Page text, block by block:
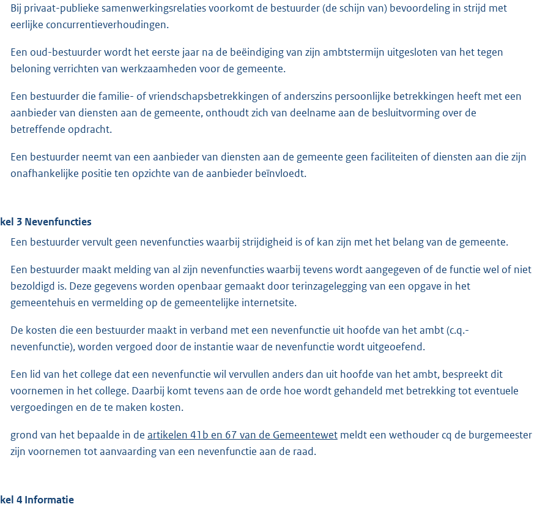
Bij privaat-publieke samenwerkingsrelaties voorkomt de bestuurder (de schijn van) bevoordeling in strijd met
eerlijke concurrentieverhoudingen.
Een oud-bestuurder wordt het eerste jaar na de beëindiging van zijn ambtstermijn uitgesloten van het tegen
beloning verrichten van werkzaamheden voor de gemeente.
Een bestuurder die familie- of vriendschapsbetrekkingen of anderszins persoonlijke betrekkingen heeft met een
aanbieder van diensten aan de gemeente, onthoudt zich van deelname aan de besluitvorming over de
betreffende opdracht.
Een bestuurder neemt van een aanbieder van diensten aan de gemeente geen faciliteiten of diensten aan die zijn
onafhankelijke positie ten opzichte van de aanbieder beïnvloedt.
3 Nevenfuncties
Een bestuurder vervult geen nevenfuncties waarbij strijdigheid is of kan zijn met het belang van de gemeente.
Een bestuurder maakt melding van al zijn nevenfuncties waarbij tevens wordt aangegeven of de functie wel of niet
bezoldigd is. Deze gegevens worden openbaar gemaakt door terinzagelegging van een opgave in het
gemeentehuis en vermelding op de gemeentelijke internetsite.
De kosten die een bestuurder maakt in verband met een nevenfunctie uit hoofde van het ambt (c.q.-
nevenfunctie), worden vergoed door de instantie waar de nevenfunctie wordt uitgeoefend.
Een lid van het college dat een nevenfunctie wil vervullen anders dan uit hoofde van het ambt, bespreekt dit
voornemen in het college. Daarbij komt tevens aan de orde hoe wordt gehandeld met betrekking tot eventuele
vergoedingen en de te maken kosten.
grond van het bepaalde in de artikelen 41b en 67 van de Gemeentewet meldt een wethouder cq de burgemeester
zijn voornemen tot aanvaarding van een nevenfunctie aan de raad.
4 Informatie